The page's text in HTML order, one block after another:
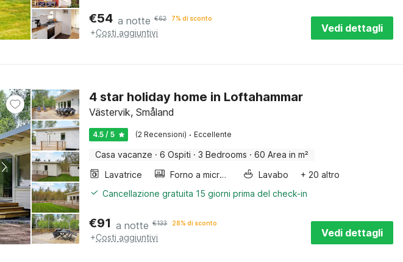
€54 a notte €62 7% di sconto
+Costi aggiuntivi Vedi dettagli
4 star holiday home in Loftahammar
Västervik, Småland
4.5 / 5 (2 Recensioni) · Eccellente
Casa vacanze · 6 Ospiti · 3 Bedrooms · 60 Area in m²
Lavatrice
Forno a microonde combinato Lavabo
+ 20 altro
Cancellazione gratuita 15 giorni prima del check-in
€91 a notte €133 28% di sconto
+Costi aggiuntivi Vedi dettagli